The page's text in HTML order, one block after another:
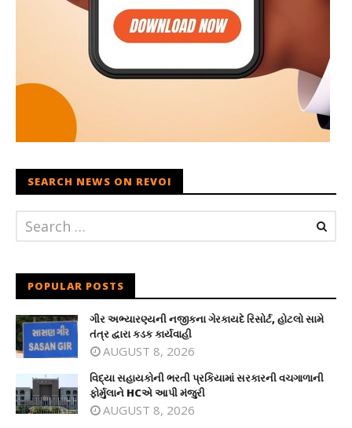
SEARCH NEWS ON REVOI
POPULAR POSTS
ગીર અભ્યારણ્યની નજીકના ગેરકાયદે રિસોર્ટ, હોટલો સામે
તંત્ર દ્વારા કડક કાર્યવાહી
AUGUST 8, 2026
વિદ્યા સહાયકોની ભરતી પ્રકિયામાં સરકારની વચગાળાની
ફોર્મુલાને HCએ આપી મંજુરી
AUGUST 8, 2026